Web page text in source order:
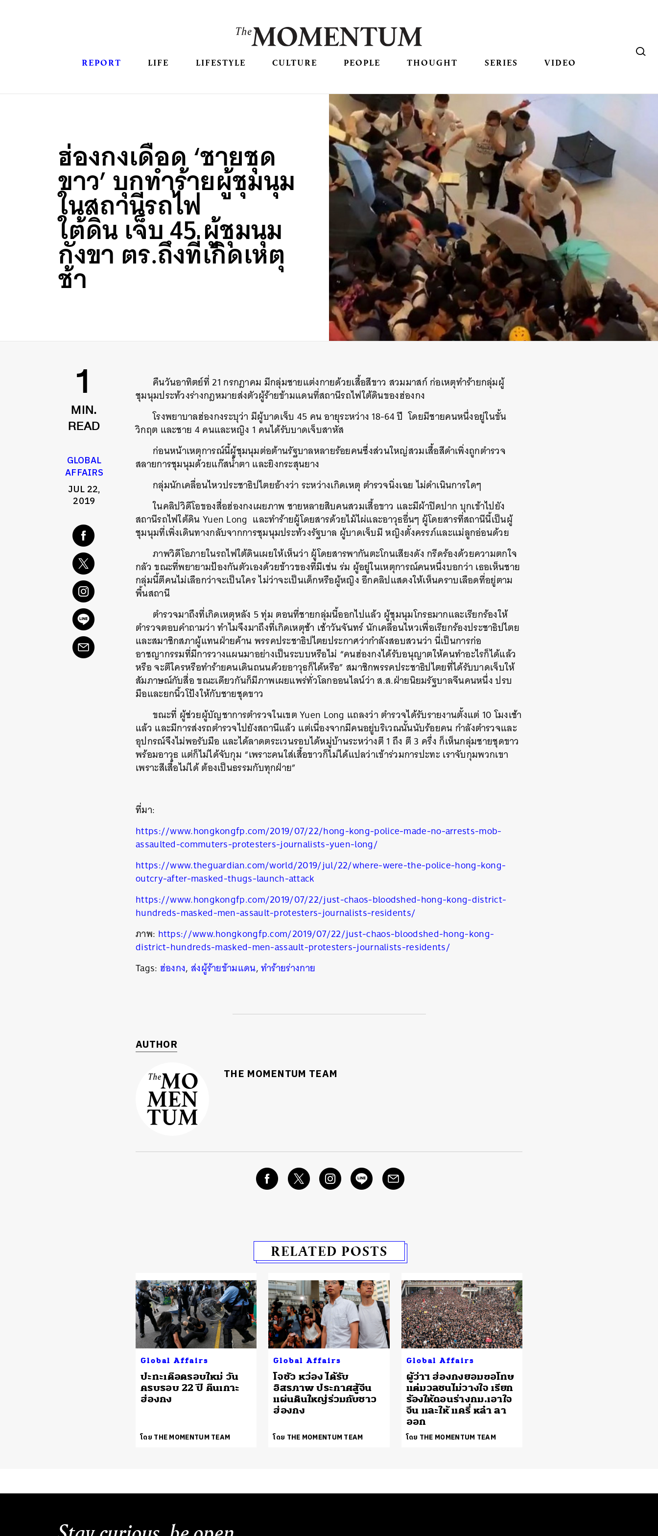
REPORT LIFE LIFESTYLE CULTURE PEOPLE THOUGHT SERIES VIDEO
ฮ่องกงเดือด ‘ชายชุด
ขาว’ บุกทำร้ายผู้ชุมนุม
ในสถานีรถไฟ
ใต้ดิน เจ็บ 45 ผู้ชุมนุม
กังขา ตร.ถึงที่เกิดเหตุ
ช้า
1
MIN.
READ
GLOBAL
AFFAIRS
JUL 22,
2019
คืนวันอาทิตย์ที่ 21 กรกฎาคม มีกลุ่มชายแต่งกายด้วยเสื้อสีขาว สวมมาสก์ ก่อเหตุทำร้ายกลุ่มผู้
ชุมนุมประท้วงร่างกฎหมายส่งตัวผู้ร้ายข้ามแดนที่สถานีรถไฟใต้ดินของฮ่องกง
โรงพยาบาลฮ่องกงระบุว่า มีผู้บาดเจ็บ 45 คน อายุระหว่าง 18-64 ปี โดยมีชายคนหนึ่งอยู่ในขั้น
วิกฤต และชาย 4 คนและหญิง 1 คนได้รับบาดเจ็บสาหัส
ก่อนหน้าเหตุการณ์นี้ผู้ชุมนุมต่อต้านรัฐบาลหลายร้อยคนซึ่งส่วนใหญ่สวมเสื้อสีดำเพิ่งถูกตำรวจ
สลายการชุมนุมด้วยแก๊สน้ำตา และยิงกระสุนยาง
กลุ่มนักเคลื่อนไหวประชาธิปไตยอ้างว่า ระหว่างเกิดเหตุ ตำรวจนิ่งเฉย ไม่ดำเนินการใดๆ
ในคลิปวิดีโอของสื่อฮ่องกงเผยภาพ ชายหลายสิบคนสวมเสื้อขาว และมีผ้าปิดปาก บุกเข้าไปยัง
สถานีรถไฟใต้ดิน Yuen Long และทำร้ายผู้โดยสารด้วยไม้ไผ่และอาวุธอื่นๆ ผู้โดยสารที่สถานีนี้เป็นผู้
ชุมนุมที่เพิ่งเดินทางกลับจากการชุมนุมประท้วงรัฐบาล ผู้บาดเจ็บมี หญิงตั้งครรภ์และแม่ลูกอ่อนด้วย
ภาพวิดีโอภายในรถไฟใต้ดินเผยให้เห็นว่า ผู้โดยสารพากันตะโกนเสียงดัง กรีดร้องด้วยความตกใจ
กลัว ขณะที่พยายามป้องกันตัวเองด้วยข้าวของที่มีเช่น ร่ม ผู้อยู่ในเหตุการณ์คนหนึ่งบอกว่า เธอเห็นชาย
กลุ่มนี้ตีคนไม่เลือกว่าจะเป็นใคร ไม่ว่าจะเป็นเด็กหรือผู้หญิง อีกคลิปแสดงให้เห็นคราบเลือดที่อยู่ตาม
พื้นสถานี
ตำรวจมาถึงที่เกิดเหตุหลัง 5 ทุ่ม ตอนที่ชายกลุ่มนี้ออกไปแล้ว ผู้ชุมนุมโกรธมากและเรียกร้องให้
ตำรวจตอบคำถามว่า ทำไมจึงมาถึงที่เกิดเหตุช้า เช้าวันจันทร์ นักเคลื่อนไหวเพื่อเรียกร้องประชาธิปไตย
และสมาชิกสภาผู้แทนฝ่ายค้าน พรรคประชาธิปไตยประกาศว่ากำลังสอบสวนว่า นี่เป็นการก่อ
อาชญากรรมที่มีการวางแผนมาอย่างเป็นระบบหรือไม่ “คนฮ่องกงได้รับอนุญาตให้คนทำอะไรก็ได้แล้ว
หรือ จะตีใครหรือทำร้ายคนเดินถนนด้วยอาวุธก็ได้หรือ” สมาชิกพรรคประชาธิปไตยที่ได้รับบาดเจ็บให้
สัมภาษณ์กับสื่อ ขณะเดียวกันก็มีภาพเผยแพร่ทั่วโลกออนไลน์ว่า ส.ส.ฝ่ายนิยมรัฐบาลจีนคนหนึ่ง ปรบ
มือและยกนิ้วโป้งให้กับชายชุดขาว
ขณะที่ ผู้ช่วยผู้บัญชาการตำรวจในเขต Yuen Long แถลงว่า ตำรวจได้รับรายงานตั้งแต่ 10 โมงเช้า
แล้ว และมีการส่งรถตำรวจไปยังสถานีแล้ว แต่เนื่องจากมีคนอยู่บริเวณนั้นนับร้อยคน กำลังตำรวจและ
อุปกรณ์จึงไม่พอรับมือ และได้ลาดตระเวนรอบได้หมู่บ้านระหว่างตี 1 ถึง ตี 3 ครึ่ง ก็เห็นกลุ่มชายชุดขาว
พร้อมอาวุธ แต่ก็ไม่ได้จับกุม “เพราะคนใส่เสื้อขาวก็ไม่ได้แปลว่าเข้าร่วมการปะทะ เราจับกุมพวกเขา
เพราะสีเสื้อไม่ได้ ต้องเป็นธรรมกับทุกฝ่าย”
ที่มา:
https://www.hongkongfp.com/2019/07/22/hong-kong-police-made-no-arrests-mob-
assaulted-commuters-protesters-journalists-yuen-long/
https://www.theguardian.com/world/2019/jul/22/where-were-the-police-hong-kong-
outcry-after-masked-thugs-launch-attack
https://www.hongkongfp.com/2019/07/22/just-chaos-bloodshed-hong-kong-district-
hundreds-masked-men-assault-protesters-journalists-residents/
ภาพ: https://www.hongkongfp.com/2019/07/22/just-chaos-bloodshed-hong-kong-
district-hundreds-masked-men-assault-protesters-journalists-residents/
Tags: ฮ่องกง, ส่งผู้ร้ายข้ามแดน,ทำร้ายร่างกาย
AUTHOR
THE MOMENTUM TEAM
RELATED POSTS
Global Affairs
ปะทะเดือดรอบใหม่ วัน
ครบรอบ 22 ปี คืนเกาะ
ฮ่องกง
โดย THE MOMENTUM TEAM
Global Affairs
โจชัว หว่อง ได้รับ
อิสรภาพ ประกาศสู้จีน
แผ่นดินใหญ่ร่วมกับชาว
ฮ่องกง
โดย THE MOMENTUM TEAM
Global Affairs
ผู้ว่าฯ ฮ่องกงยอมขอโทษ
แต่มวลชนไม่วางใจ เรียก
ร้องให้ถอนร่างกม.เอาใจ
จีน และให้ แครี่ หลำ ลา
ออก
โดย THE MOMENTUM TEAM
ค้นหา
SHARE TWEET